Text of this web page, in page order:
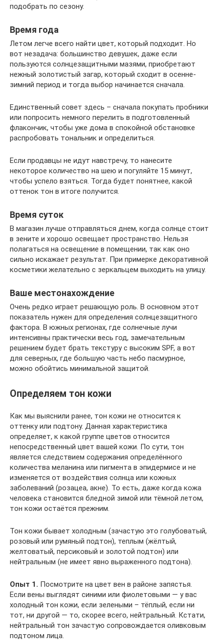
подобрать по сезону.
Время года
Летом легче всего найти цвет, который подходит. Но
вот незадача: большинство девушек, даже если
пользуются солнцезащитными мазями, приобретают
нежный золотистый загар, который сходит в осенне-
зимний период и тогда выбор начинается сначала.
Единственный совет здесь – сначала покупать пробники
или попросить немного перелить в подготовленный
флакончик, чтобы уже дома в спокойной обстановке
распробовать тональник и определиться.
Если продавцы не идут навстречу, то нанесите
некоторое количество на шею и погуляйте 15 минут,
чтобы успело взяться. Тогда будет понятнее, какой
оттенок тон в итоге получится.
Время суток
В магазин лучше отправляться днем, когда солнце стоит
в зените и хорошо освещает пространство. Нельзя
полагаться на освещение в помещении, так как оно
сильно искажает результат. При примерке декоративной
косметики желательно с зеркальцем выходить на улицу.
Ваше местонахождение
Очень редко играет решающую роль. В основном этот
показатель нужен для определения солнцезащитного
фактора. В южных регионах, где солнечные лучи
интенсивны практически весь год, замечательным
решением будет брать текстуру с высоким SPF, а вот
для северных, где большую часть небо пасмурное,
можно обойтись минимальной защитой.
Определяем тон кожи
Как мы выяснили ранее, тон кожи не относится к
оттенку или подтону. Данная характеристика
определяет, к какой группе цветов относится
непосредственный цвет вашей кожи. По сути, тон
является следствием содержания определённого
количества меланина или пигмента в эпидермисе и не
изменяется от воздействия солнца или кожных
заболеваний (розацеа, акне). То есть, даже когда кожа
человека становится бледной зимой или тёмной летом,
тон кожи остаётся прежним.
Тон кожи бывает холодным (зачастую это голубоватый,
розовый или румяный подтон), теплым (жёлтый,
желтоватый, персиковый и золотой подтон) или
нейтральным (не имеет явно выраженного подтона).
Опыт 1. Посмотрите на цвет вен в районе запястья.
Если вены выглядят синими или фиолетовыми — у вас
холодный тон кожи, если зелеными – тёплый, если ни
тот, ни другой — то, скорее всего, нейтральный. Кстати,
нейтральный тон зачастую сопровождается оливковым
подтоном лица.